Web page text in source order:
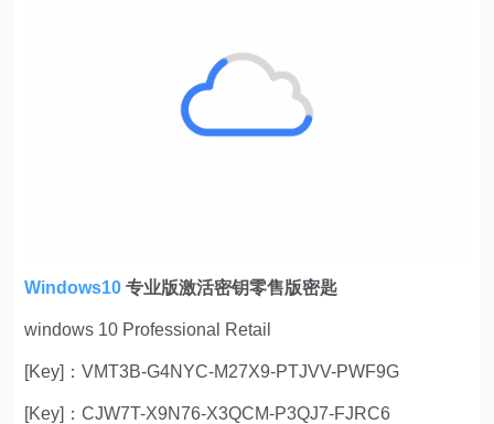
Windows10 专业版激活密钥零售版密匙
windows 10 Professional Retail
[Key]：VMT3B-G4NYC-M27X9-PTJVV-PWF9G
[Key]：CJW7T-X9N76-X3QCM-P3QJ7-FJRC6